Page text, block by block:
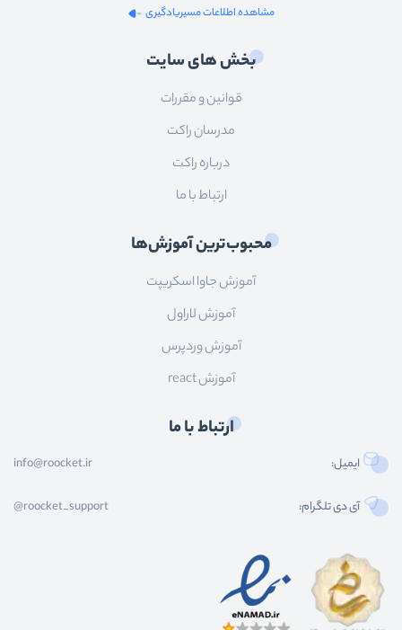
مشاهده اطلاعات مسیریادگیری
بخش های سایت
قوانین و مقررات
مدرسان راکت
درباره راکت
ارتباط با ما
محبوب‌ترین آموزش‌ها
آموزش جاوا اسکریپت
آموزش لاراول
آموزش وردپرس
آموزش react
ارتباط با ما
ایمیل: info@roocket.ir
آی دی تلگرام: @roocket_support